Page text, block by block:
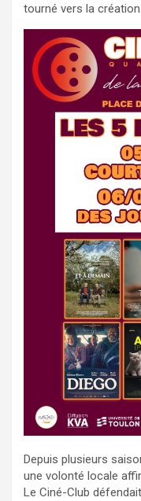
tourné vers la création.
Depuis plusieurs
une volonté locale
Le Ciné-Club